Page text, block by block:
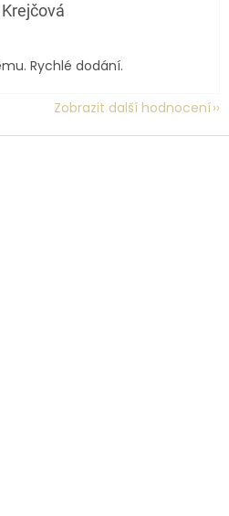
je 5 z 5 hvězdiček.
Rychlé dodání.
Zobrazit další hodnocení